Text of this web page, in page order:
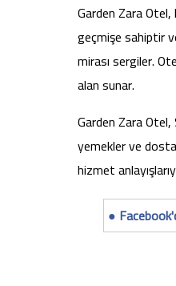
Garden Zara
geçmişe sahiptir
mirası sergiler.
alan sunar.
Garden Zara
yemekler ve
hizmet
●